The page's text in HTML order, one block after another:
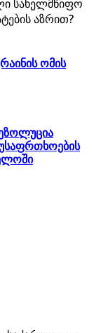
სახელმწიფო
აზრით?
ომის